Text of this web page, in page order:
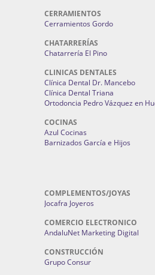
CERRAMIENTOS
Cerramientos Gordo
CHATARRERÍAS
Chatarrería El Pino
CLINICAS DENTALES
Clínica Dental Dr. Mancebo
Clínica Dental Triana
Ortodoncia Pedro Vázquez en
COCINAS
Azul Cocinas
Barnizados García e Hijos
COMPLEMENTOS/JOYAS
Jocafra Joyeros
COMERCIO ELECTRONICO
AndaluNet Marketing Digital
CONSTRUCCIÓN
Grupo Consur